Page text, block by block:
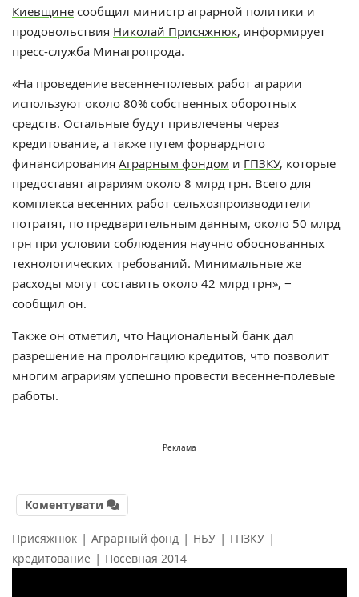
Киевщине сообщил министр аграрной политики и
продовольствия Николай Присяжнюк, информирует
пресс-служба Минагропрода.
«На проведение весенне-полевых работ аграрии
используют около 80% собственных оборотных
средств. Остальные будут привлечены через
кредитование, а также путем форвардного
финансирования Аграрным фондом и ГПЗКУ, которые
предоставят аграриям около 8 млрд грн. Всего для
комплекса весенних работ сельхозпроизводители
потратят, по предварительным данным, около 50 млрд
грн при условии соблюдения научно обоснованных
технологических требований. Минимальные же
расходы могут составить около 42 млрд грн», −
сообщил он.
Также он отметил, что Национальный банк дал
разрешение на пролонгацию кредитов, что позволит
многим аграриям успешно провести весенне-полевые
работы.
Реклама
Коментувати
Присяжнюк | Аграрный фонд | НБУ | ГПЗКУ |
кредитование | Посевная 2014